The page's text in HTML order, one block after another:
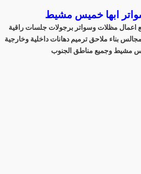
ابها خميس مشيط
اعمال مظلات وسواتر برجولات جلسات راقية
بناء ملاحق ترميم دهانات داخلية وخارجية
مشيط وجميع مناطق الجنوب